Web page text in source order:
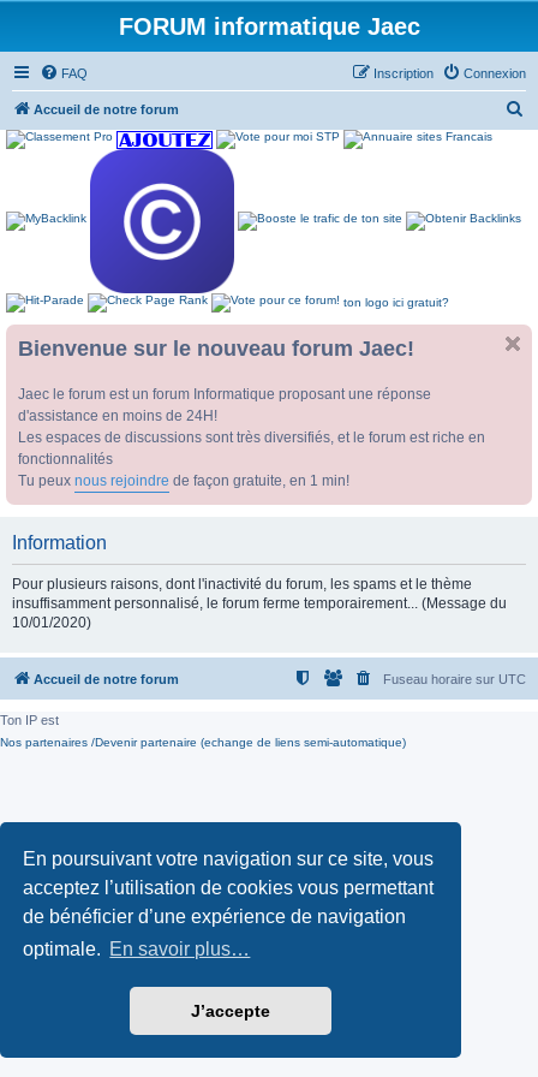
En poursuivant votre navigation sur ce site, vous
acceptez l’utilisation de cookies vous permettant
de bénéficier d’une expérience de navigation
optimale. En savoir plus…
J’accepte
FORUM informatique Jaec
FAQ Connexion
Inscription
Accueil de notre forum
ton logo ici gratuit?
Bienvenue sur le nouveau forum Jaec!
Jaec le forum est un forum Informatique proposant une réponse
d'assistance en moins de 24H!
Les espaces de discussions sont très diversifiés, et le forum est riche en
fonctionnalités
Tu peux nous rejoindre de façon gratuite, en 1 min!
Information
Pour plusieurs raisons, dont l'inactivité du forum, les spams et le thème
insuffisamment personnalisé, le forum ferme temporairement... (Message du
10/01/2020)
Accueil de notre forum Fuseau horaire sur UTC
Ton IP est
Nos partenaires /Devenir partenaire (echange de liens semi-automatique)